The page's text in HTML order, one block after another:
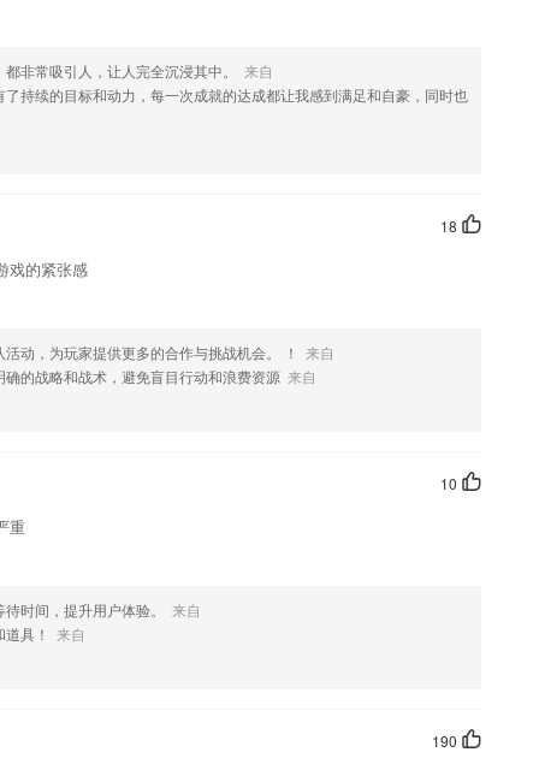
非常吸引人，让人完全沉浸其中。
来自
持续的目标和动力，每一次成就的达成都让我感到满足和自豪，同时也
18
戏的紧张感
动，为玩家提供更多的合作与挑战机会。 ！
来自
的战略和战术，避免盲目行动和浪费资源 来自
10
重
时间，提升用户体验。
来自
具！
来自
190